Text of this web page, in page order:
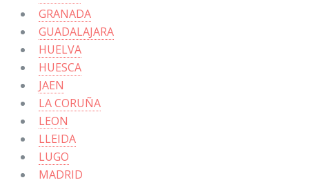
GRANADA
GUADALAJARA
HUELVA
HUESCA
JAEN
LA CORUÑA
LEON
LLEIDA
LUGO
MADRID